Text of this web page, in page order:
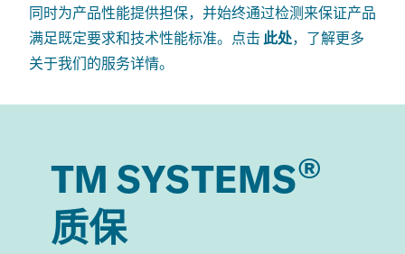
同时为产品性能提供担保，并始终通过检测来保证产品
满足既定要求和技术性能标准。 点击 此处，了解更多
关于我们的服务详情。
TM SYSTEMS®
质保